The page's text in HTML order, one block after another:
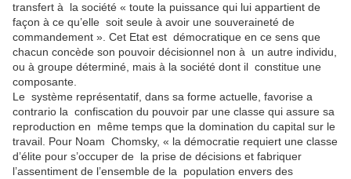
transfert à la société « toute la puissance qui lui appartient de
façon à ce qu’elle soit seule à avoir une souveraineté de
commandement ». Cet Etat est démocratique en ce sens que
chacun concède son pouvoir décisionnel non à un autre individu,
ou à groupe déterminé, mais à la société dont il constitue une
composante.
Le système représentatif, dans sa forme actuelle, favorise a
contrario la confiscation du pouvoir par une classe qui assure sa
reproduction en même temps que la domination du capital sur le
travail. Pour Noam Chomsky, « la démocratie requiert une classe
d’élite pour s’occuper de la prise de décisions et fabriquer
l’assentiment de l’ensemble de la population envers des